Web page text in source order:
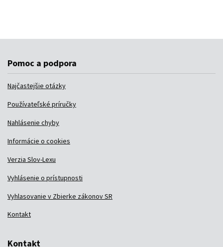
Pomoc a podpora
Najčastejšie otázky
Používateľské príručky
Nahlásenie chyby
Informácie o cookies
Verzia Slov-Lexu
Vyhlásenie o prístupnosti
Vyhlasovanie v Zbierke zákonov SR
Kontakt
Kontakt